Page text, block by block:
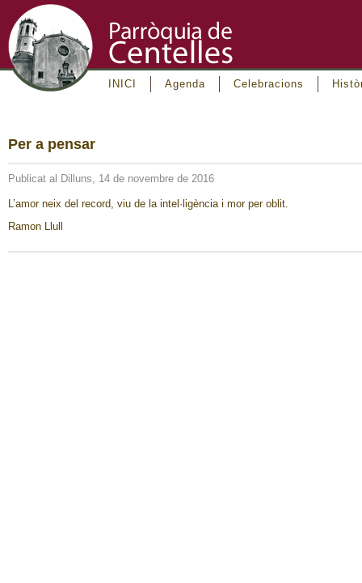
INICI Agenda Celebracions
Per a pensar
Publicat al Dilluns, 14 de novembre de 2016
L’amor neix del record, viu de la intel·ligència i mor per oblit.
Ramon Llull